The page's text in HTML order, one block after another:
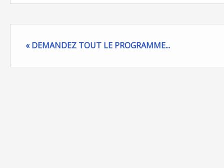
« DEMANDEZ TOUT LE PROGRAMME...